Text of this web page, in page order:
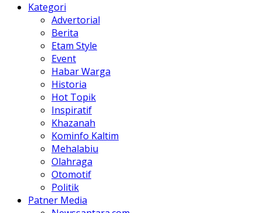
Kategori
Advertorial
Berita
Etam Style
Event
Habar Warga
Historia
Hot Topik
Inspiratif
Khazanah
Kominfo Kaltim
Mehalabiu
Olahraga
Otomotif
Politik
Patner Media